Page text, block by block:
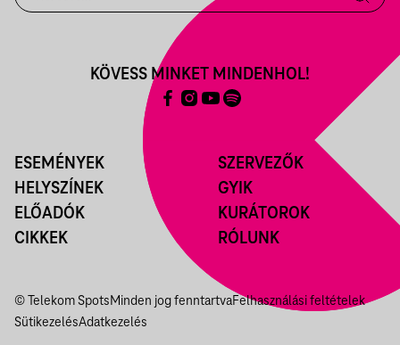
ESEMÉNYEK
HELYSZÍNEK
ELŐADÓK
CIKKEK
SZERVEZŐK
GYIK
KURÁTOROK
RÓLUNK
KÖVESS MINKET MINDENHOL!
© Telekom SpotsMinden jog fenntartvaFelhasználási feltételek
SütikezelésAdatkezelés